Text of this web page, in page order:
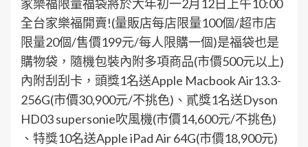
家樂福限量福袋將於大年初一2月12日上午10:00
全台家樂福開賣!(量販店每店限量100個/超市店
限量20個/售價199元/每人限購一個)是福袋也是
購物袋，隨機包裝內附多項商品(市價500元以上)
內附刮刮卡，頭獎1名送Apple Macbook Air13.3-
256G(市價30,900元/不挑色)、貳獎1名送Dyson
HD03 supersonie吹風機(市價14,600元/不挑色)
、特獎10名送Apple iPad Air 64G(市價18,900元)